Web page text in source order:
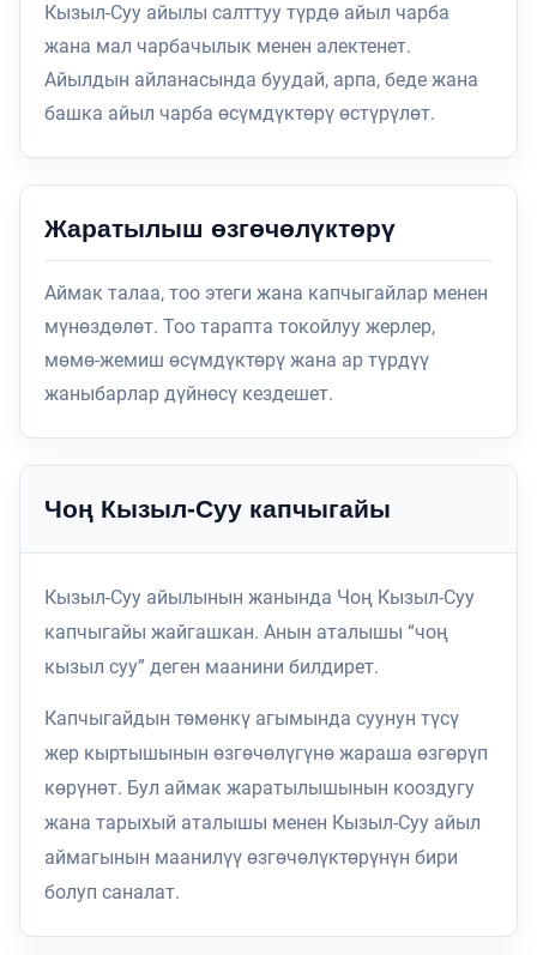
Кызыл-Суу айылы салттуу түрдө айыл чарба
жана мал чарбачылык менен алектенет.
Айылдын айланасында буудай, арпа, беде жана
башка айыл чарба өсүмдүктөрү өстүрүлөт.
Жаратылыш өзгөчөлүктөрү
Аймак талаа, тоо этеги жана капчыгайлар менен
мүнөздөлөт. Тоо тарапта токойлуу жерлер,
мөмө-жемиш өсүмдүктөрү жана ар түрдүү
жаныбарлар дүйнөсү кездешет.
Чоң Кызыл-Суу капчыгайы
Кызыл-Суу айылынын жанында Чоң Кызыл-Суу
капчыгайы жайгашкан. Анын аталышы “чоң
кызыл суу” деген маанини билдирет.
Капчыгайдын төмөнкү агымында суунун түсү
жер кыртышынын өзгөчөлүгүнө жараша өзгөрүп
көрүнөт. Бул аймак жаратылышынын кооздугу
жана тарыхый аталышы менен Кызыл-Суу айыл
аймагынын маанилүү өзгөчөлүктөрүнүн бири
болуп саналат.